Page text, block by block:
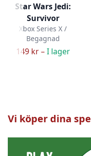
Star Wars Jedi:
Survivor
Xbox Series X /
Begagnad
149 kr –I lager
Vi köper dina